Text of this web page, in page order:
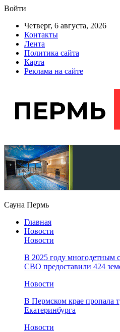
Войти
Четверг, 6 августа, 2026
Контакты
Лента
Политика сайта
Карта
Реклама на сайте
Сауна Пермь
Главная
Новости
Новости
В 2025 году многодетным
СВО предоставили 424
Новости
​В Пермском крае пропала
Екатеринбурга
Новости